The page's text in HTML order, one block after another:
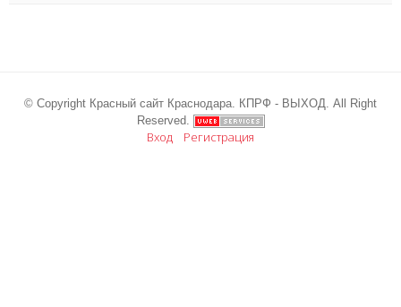
© Copyright Красный сайт Краснодара. КПРФ - ВЫХОД. All Right
Reserved.
Вход Регистрация